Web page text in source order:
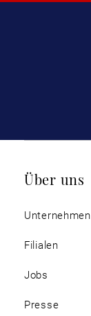
Über uns
Unternehmen
Filialen
Jobs
Presse